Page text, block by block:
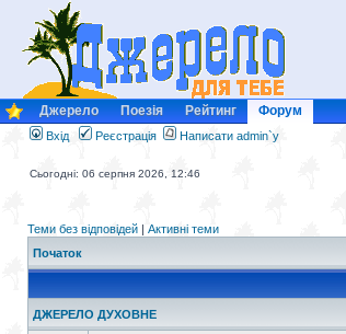
Джерело Поезія Рейтинг Форум
Вхід Реєстрація Написати admin`у
Сьогодні: 06 серпня 2026, 12:46
Теми без відповідей | Активні теми
Початок
ДЖЕРЕЛО ДУХОВНЕ